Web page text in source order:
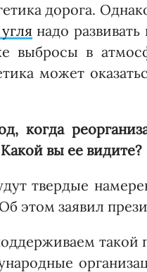
дорога.
надо
выбросы в
может
когда
вы ее видите?
твердые
этом заявил
такой